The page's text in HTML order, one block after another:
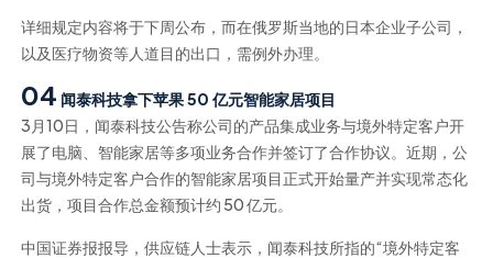
详细规定内容将于下周公布，而在俄罗斯当地的日本企业子公司，
以及医疗物资等人道目的出口，需例外办理。
04 闻泰科技拿下苹果 50 亿元智能家居项目
3月10日，闻泰科技公告称公司的产品集成业务与境外特定客户开
展了电脑、智能家居等多项业务合作并签订了合作协议。近期，公
司与境外特定客户合作的智能家居项目正式开始量产并实现常态化
出货，项目合作总金额预计约 50 亿元。
中国证券报报导，供应链人士表示，闻泰科技所指的“境外特定客